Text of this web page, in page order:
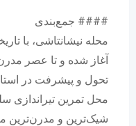
#### جمع‌بندی
محله نیشانتاشی، با
آغاز شده و تا عصر مدرن
تحول و پیشرفت در
محل تمرین تیراندازی
شیک‌ترین و مدرن‌ترین